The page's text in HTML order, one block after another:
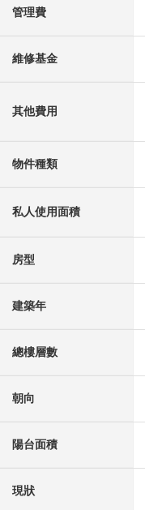
管理費
維修基金
其他費用
物件種類
私人使用面積
房型
建築年
總樓層數
朝向
陽台面積
現狀